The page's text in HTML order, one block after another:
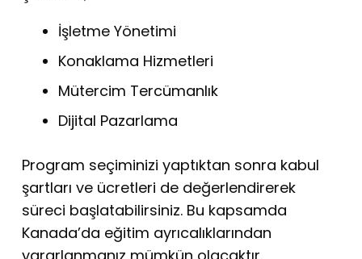
İşletme Yönetimi
Konaklama Hizmetleri
Mütercim Tercümanlık
Dijital Pazarlama
Program seçiminizi yaptıktan sonra kabul
şartları ve ücretleri de değerlendirerek
süreci başlatabilirsiniz. Bu kapsamda
Kanada’da eğitim ayrıcalıklarından